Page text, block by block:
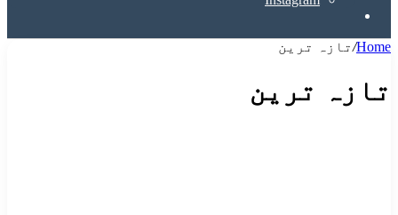
Home
/تازہ ترین
تازہ ترین